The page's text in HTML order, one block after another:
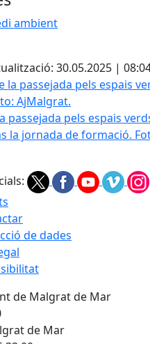
ambient
30.05.2025 |
passejada pels espais
passejada pels espais
la jornada de formació.
de dades
de Malgrat de Mar
de Mar